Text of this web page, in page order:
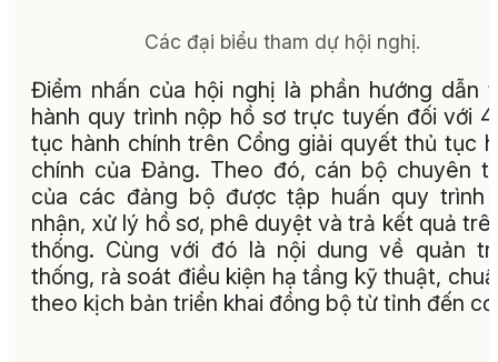
Các đại biểu tham dự hội nghị.
Điểm nhấn của hội nghị là phần hướng dẫn
hành quy trình nộp hồ sơ trực tuyến đối với
tục hành chính trên Cổng giải quyết thủ tục
chính của Đảng. Theo đó, cán bộ chuyên
của các đảng bộ được tập huấn quy trình
nhận, xử lý hồ sơ, phê duyệt và trả kết quả
thống. Cùng với đó là nội dung về quản
thống, rà soát điều kiện hạ tầng kỹ thuật,
theo kịch bản triển khai đồng bộ từ tỉnh đến cơ